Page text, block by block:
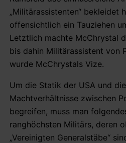
„Militärassistenten“ bekleidet
offensichtlich ein Tauziehen
Letztlich machte McChrystal
bis dahin Militärassistent von
wurde McChrystals Vize.
Um die Statik der USA und
Machtverhältnisse zwischen
begreifen, muss man
ranghöchsten Militärs, deren
„Vereinigten Generalstäbe“